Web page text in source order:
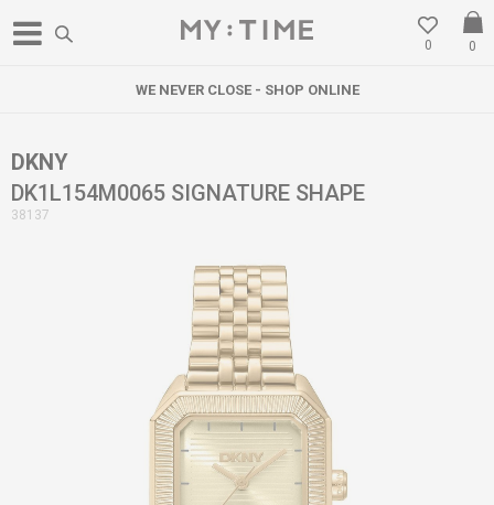
0
0
WE NEVER CLOSE - SHOP ONLINE
DKNY
DK1L154M0065 SIGNATURE SHAPE
38137